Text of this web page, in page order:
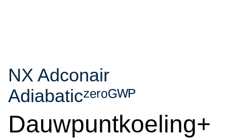
Dauwpuntkoeling+
NX Adconair
Adiabaticᶻᵉʳᵒᴳᵂᴾ